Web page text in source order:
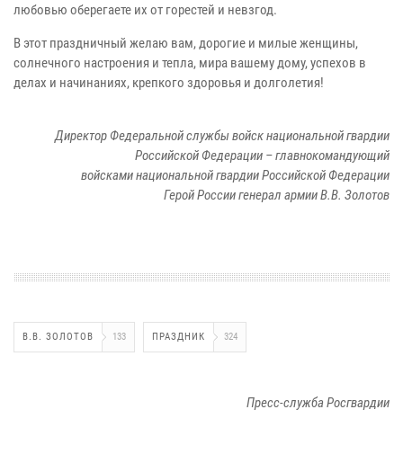
любовью оберегаете их от горестей и невзгод.
В этот праздничный желаю вам, дорогие и милые женщины,
солнечного настроения и тепла, мира вашему дому, успехов в
делах и начинаниях, крепкого здоровья и долголетия!
Директор Федеральной службы войск национальной гвардии
Российской Федерации – главнокомандующий
войсками национальной гвардии Российской Федерации
Герой России генерал армии В.В. Золотов
В.В. ЗОЛОТОВ 133 ПРАЗДНИК 324
Пресс-служба Росгвардии